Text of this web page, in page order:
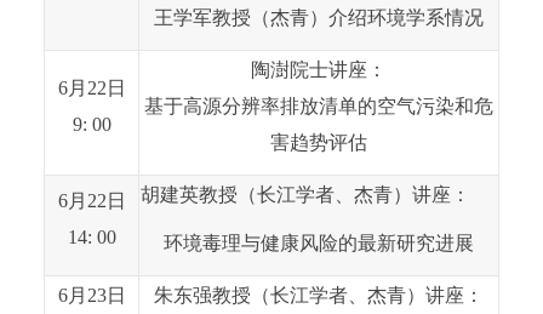
王学军教授（杰青）介绍环境学系情况
6月22 日
9: 00
陶澍院士讲座：
基于高源分辨率排放清单的空气污染和危
害趋势评估
6月22 日
14: 00
胡建英教授（长江学者、杰青）讲座：
环境毒理与健康风险的最新研究进展
6月23日
朱东强教授（长江学者、杰青）讲座：